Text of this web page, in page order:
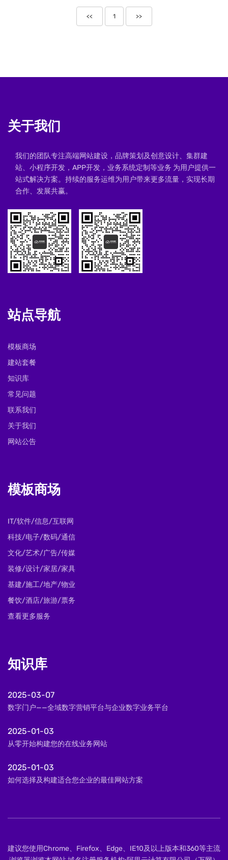
<< 1 >>
关于我们
我们的团队专注高端网站建设，品牌策划及创意设计、集群建
站、小程序开发，APP开发，业务系统定制等业务 为用户提供一
站式解决方案。持续的服务运维为用户带来更多流量，实现长期
合作、发展共赢。
站点导航
模板商场
建站套餐
知识库
常见问题
联系我们
关于我们
网站公告
模板商场
IT/软件/信息/互联网
科技/电子/数码/通信
文化/艺术/广告/传媒
装修/设计/家居/家具
基建/施工/地产/物业
餐饮/酒店/旅游/票务
查看更多服务
知识库
2025-03-07
数字门户——全域数字营销平台与企业数字业务平台
2025-01-03
从零开始构建您的在线业务网站
2025-01-03
如何选择及构建适合您企业的最佳网站方案
建议您使用Chrome、Firefox、Edge、IE10及以上版本和360等主流